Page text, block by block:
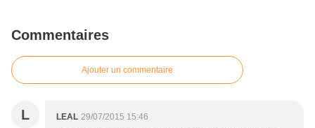
Commentaires
Ajouter un commentaire
L LEAL 29/07/2015 15:46